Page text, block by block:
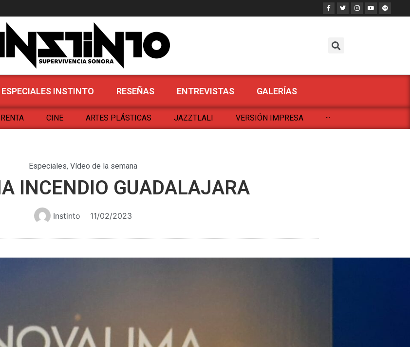
ESPECIALES INSTINTO RESEÑAS ENTREVISTAS GALERÍAS
CINE ARTES PLÁSTICAS JAZZTLALI VERSIÓN IMPRESA ···
Especiales, Vídeo de la semana
INCENDIO GUADALAJARA
Instinto 11/02/2023